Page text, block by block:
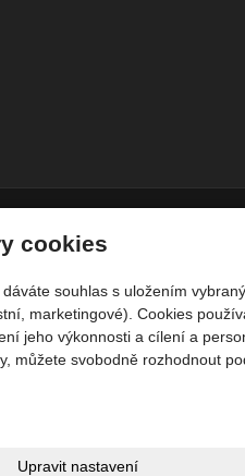
doména webhostingu jediného
cookies
souhlas s uložením
marketingové). Cookies
jeho výkonnosti a cílení a
můžete svobodně rozhodnout
Upravit nastavení